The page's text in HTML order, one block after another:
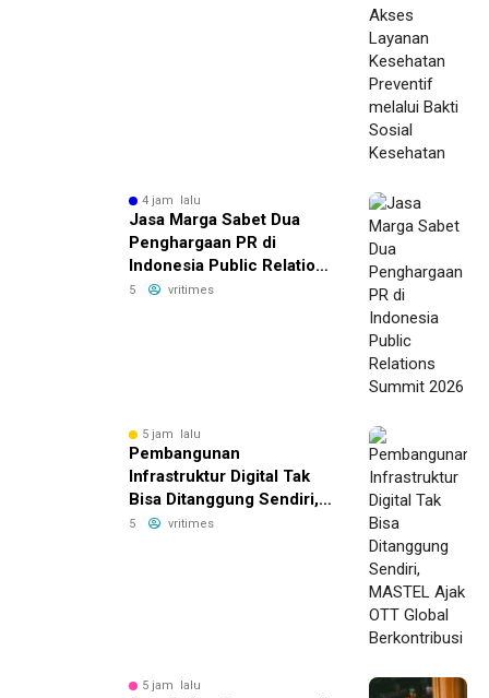
4 jam lalu
Jasa Marga Sabet Dua
Penghargaan PR di
Indonesia Public Relations
Summit 2026
5 vritimes
5 jam lalu
Pembangunan
Infrastruktur Digital Tak
Bisa Ditanggung Sendiri,
MASTEL Ajak OTT Global
5 vritimes
5 jam lalu